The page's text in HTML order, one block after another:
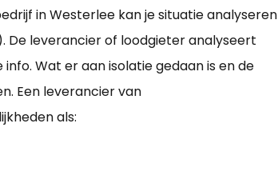
in Westerlee kan je situatie analyseren
De leverancier of loodgieter analyseert
Wat er aan isolatie gedaan is en de
Een leverancier van
als: